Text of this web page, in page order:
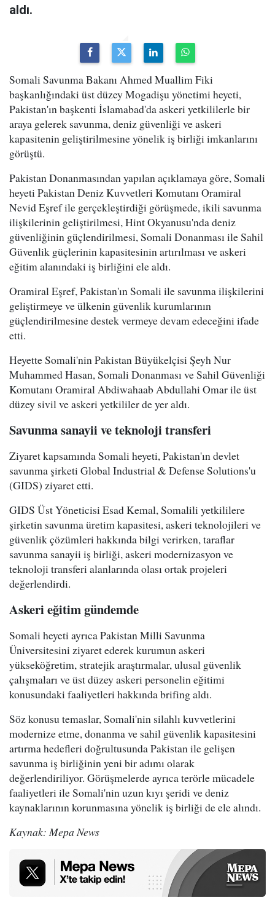
aldı.
Somali Savunma Bakanı Ahmed Muallim Fiki
başkanlığındaki üst düzey Mogadişu yönetimi heyeti,
Pakistan'ın başkenti İslamabad'da askeri yetkililerle bir
araya gelerek savunma, deniz güvenliği ve askeri
kapasitenin geliştirilmesine yönelik iş birliği imkanlarını
görüştü.
Pakistan Donanmasından yapılan açıklamaya göre, Somali
heyeti Pakistan Deniz Kuvvetleri Komutanı Oramiral
Nevid Eşref ile gerçekleştirdiği görüşmede, ikili savunma
ilişkilerinin geliştirilmesi, Hint Okyanusu'nda deniz
güvenliğinin güçlendirilmesi, Somali Donanması ile Sahil
Güvenlik güçlerinin kapasitesinin artırılması ve askeri
eğitim alanındaki iş birliğini ele aldı.
Oramiral Eşref, Pakistan'ın Somali ile savunma ilişkilerini
geliştirmeye ve ülkenin güvenlik kurumlarının
güçlendirilmesine destek vermeye devam edeceğini ifade
etti.
Heyette Somali'nin Pakistan Büyükelçisi Şeyh Nur
Muhammed Hasan, Somali Donanması ve Sahil Güvenliği
Komutanı Oramiral Abdiwahaab Abdullahi Omar ile üst
düzey sivil ve askeri yetkililer de yer aldı.
Savunma sanayii ve teknoloji transferi
Ziyaret kapsamında Somali heyeti, Pakistan'ın devlet
savunma şirketi Global Industrial & Defense Solutions'u
(GIDS) ziyaret etti.
GIDS Üst Yöneticisi Esad Kemal, Somalili yetkililere
şirketin savunma üretim kapasitesi, askeri teknolojileri ve
güvenlik çözümleri hakkında bilgi verirken, taraflar
savunma sanayii iş birliği, askeri modernizasyon ve
teknoloji transferi alanlarında olası ortak projeleri
değerlendirdi.
Askeri eğitim gündemde
Somali heyeti ayrıca Pakistan Milli Savunma
Üniversitesini ziyaret ederek kurumun askeri
yükseköğretim, stratejik araştırmalar, ulusal güvenlik
çalışmaları ve üst düzey askeri personelin eğitimi
konusundaki faaliyetleri hakkında brifing aldı.
Söz konusu temaslar, Somali'nin silahlı kuvvetlerini
modernize etme, donanma ve sahil güvenlik kapasitesini
artırma hedefleri doğrultusunda Pakistan ile gelişen
savunma iş birliğinin yeni bir adımı olarak
değerlendiriliyor. Görüşmelerde ayrıca terörle mücadele
faaliyetleri ile Somali'nin uzun kıyı şeridi ve deniz
kaynaklarının korunmasına yönelik iş birliği de ele alındı.
Kaynak: Mepa News